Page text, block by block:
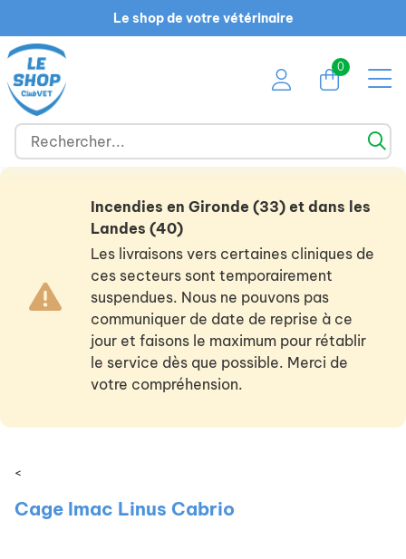
Le shop de votre vétérinaire
0
Incendies en Gironde (33) et dans les
Landes (40)
Les livraisons vers certaines cliniques de
ces secteurs sont temporairement
suspendues. Nous ne pouvons pas
communiquer de date de reprise à ce
jour et faisons le maximum pour rétablir
le service dès que possible. Merci de
votre compréhension.
<
Cage Imac Linus Cabrio